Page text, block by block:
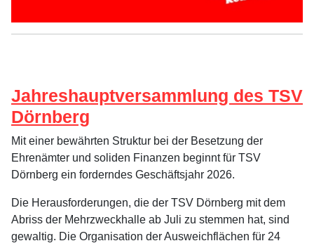
Jahreshauptversammlung des TSV
Dörnberg
Mit einer bewährten Struktur bei der Besetzung der
Ehrenämter und soliden Finanzen beginnt für TSV
Dörnberg ein forderndes Geschäftsjahr 2026.
Die Herausforderungen, die der TSV Dörnberg mit dem
Abriss der Mehrzweckhalle ab Juli zu stemmen hat, sind
gewaltig. Die Organisation der Ausweichflächen für 24